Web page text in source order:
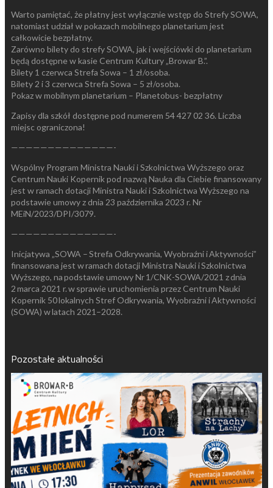
Warto pamiętać, że płatny jest wyłącznie wstęp do Strefy SOWA,
natomiast udział w pokazach mobilnego planetarium jest
całkowicie bezpłatny.
Zarówno bilety do strefy SOWA, jak i wejściówki do planetarium
będą dostępne w kasie Centrum Kultury „Browar B.”.
Bilety 1 czerwca Strefa Sowa – 1 zł/osoba.
Bilety 2 i 3 czerwca Strefa Sowa – 5 zł/osoba.
Pokaz w mobilnym planetarium – Planetobus- bezpłatny
Zapisy dla szkół dostępne pod numerem 54 427 02 36. Liczba
miejsc ograniczona!
——————————————-
Wspólny Program Ministra Nauki i Szkolnictwa Wyższego oraz
Centrum Nauki Kopernik pod nazwą Nauka dla Ciebie finansowany
jest w ramach dotacji Ministra Nauki i Szkolnictwa Wyższego na
podstawie umowy z dnia 23 października 2023 r. Nr
MEiN/2023/DPI/3079.
——————————————-
Inicjatywa „SOWA – Strefa Odkrywania, Wyobraźni i Aktywności”
finansowana jest w ramach dotacji Ministra Nauki i Szkolnictwa
Wyższego, na podstawie umowy Nr 1/CNK-SOWA/2021 z dnia
2 marca 2021 r. w sprawie uruchomienia przez Centrum Nauki
Kopernik 50 lokalnych Stref Odkrywania, Wyobraźni i Aktywności
(SOWA) w latach 2021–2028.
Pozostałe aktualności